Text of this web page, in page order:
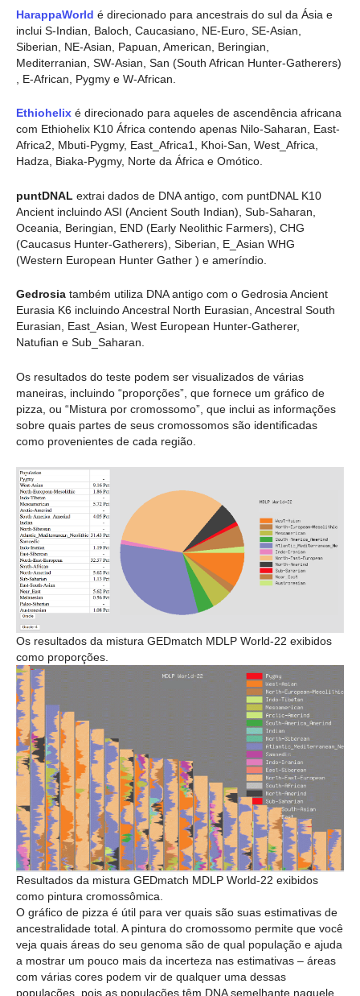
HarappaWorld é direcionado para ancestrais do sul da Ásia e
inclui S-Indian, Baloch, Caucasiano, NE-Euro, SE-Asian,
Siberian, NE-Asian, Papuan, American, Beringian,
Mediterranian, SW-Asian, San (South African Hunter-Gatherers)
, E-African, Pygmy e W-African.
Ethiohelix é direcionado para aqueles de ascendência africana
com Ethiohelix K10 África contendo apenas Nilo-Saharan, East-
Africa2, Mbuti-Pygmy, East_Africa1, Khoi-San, West_Africa,
Hadza, Biaka-Pygmy, Norte da África e Omótico.
puntDNAL extrai dados de DNA antigo, com puntDNAL K10
Ancient incluindo ASI (Ancient South Indian), Sub-Saharan,
Oceania, Beringian, END (Early Neolithic Farmers), CHG
(Caucasus Hunter-Gatherers), Siberian, E_Asian WHG
(Western European Hunter Gather ) e ameríndio.
Gedrosia também utiliza DNA antigo com o Gedrosia Ancient
Eurasia K6 incluindo Ancestral North Eurasian, Ancestral South
Eurasian, East_Asian, West European Hunter-Gatherer,
Natufian e Sub_Saharan.
Os resultados do teste podem ser visualizados de várias
maneiras, incluindo “proporções”, que fornece um gráfico de
pizza, ou “Mistura por cromossomo”, que inclui as informações
sobre quais partes de seus cromossomos são identificadas
como provenientes de cada região.
Os resultados da mistura GEDmatch MDLP World-22 exibidos
como proporções.
Resultados da mistura GEDmatch MDLP World-22 exibidos
como pintura cromossômica.
O gráfico de pizza é útil para ver quais são suas estimativas de
ancestralidade total. A pintura do cromossomo permite que você
veja quais áreas do seu genoma são de qual população e ajuda
a mostrar um pouco mais da incerteza nas estimativas – áreas
com várias cores podem vir de qualquer uma dessas
populações, pois as populações têm DNA semelhante naquele